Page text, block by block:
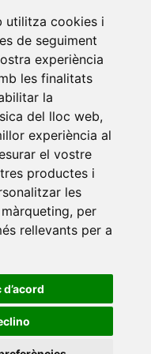
utilitza cookies i
de seguiment
experiència
les finalitats
la
del lloc web,
experiència al
el vostre
productes i
les
, per
rellevants per a
consentiu que
a enviar-vos
que
a Twitter